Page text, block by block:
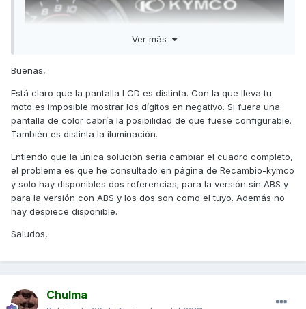
Ver más
Buenas,
Está claro que la pantalla LCD es distinta. Con la que lleva tu
moto es imposible mostrar los dígitos en negativo. Si fuera una
pantalla de color cabría la posibilidad de que fuese configurable.
También es distinta la iluminación.
Entiendo que la única solución sería cambiar el cuadro completo,
el problema es que he consultado en página de Recambio-kymco
y solo hay disponibles dos referencias; para la versión sin ABS y
para la versión con ABS y los dos son como el tuyo. Además no
hay despiece disponible.
Saludos,
Chulma